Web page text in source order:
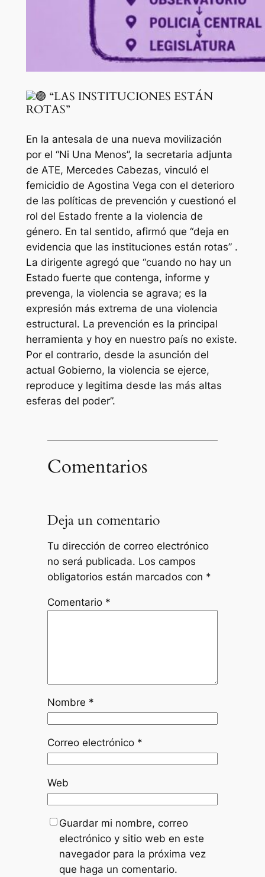
“LAS INSTITUCIONES ESTÁN
ROTAS”
En la antesala de una nueva movilización
por el “Ni Una Menos”, la secretaria adjunta
de ATE, Mercedes Cabezas, vinculó el
femicidio de Agostina Vega con el deterioro
de las políticas de prevención y cuestionó el
rol del Estado frente a la violencia de
género. En tal sentido, afirmó que “deja en
evidencia que las instituciones están rotas” .
La dirigente agregó que “cuando no hay un
Estado fuerte que contenga, informe y
prevenga, la violencia se agrava; es la
expresión más extrema de una violencia
estructural. La prevención es la principal
herramienta y hoy en nuestro país no existe.
Por el contrario, desde la asunción del
actual Gobierno, la violencia se ejerce,
reproduce y legitima desde las más altas
esferas del poder”.
Comentarios
Deja un comentario
Tu dirección de correo electrónico
no será publicada. Los campos
obligatorios están marcados con *
Comentario *
Nombre *
Correo electrónico *
Web
Guardar mi nombre, correo
electrónico y sitio web en este
navegador para la próxima vez
que haga un comentario.